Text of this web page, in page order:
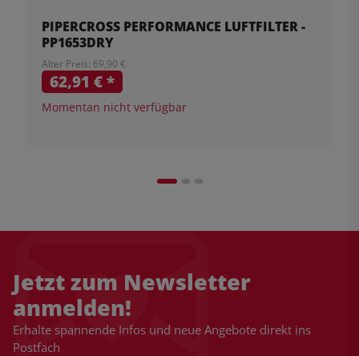
PIPERCROSS PERFORMANCE LUFTFILTER -
PP1653DRY
Alter Preis: 69,90 €
62,91 €*
Momentan nicht verfügbar
Jetzt zum Newsletter
anmelden!
Erhalte spannende Infos und neue Angebote direkt ins
Postfach